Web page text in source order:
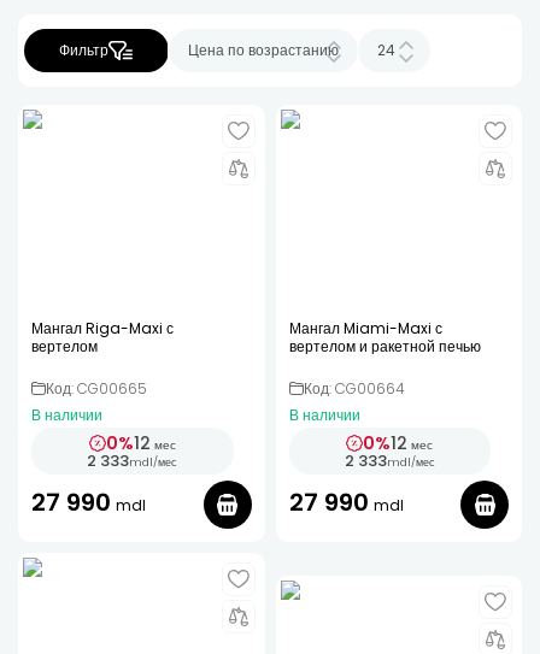
Фильтр
Мангал Riga-Maxi с
вертелом
Код: CG00665
В наличии
0%12 мес
2 333mdl/мес
27 990 mdl
Мангал Miami-Maxi с
вертелом и ракетной печью
Код: CG00664
В наличии
0%12 мес
2 333mdl/мес
27 990 mdl